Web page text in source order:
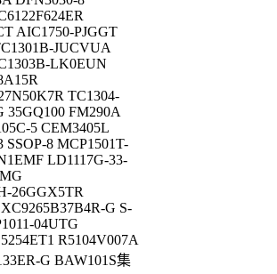
AIC1750-PJGGT
JUCVUA
LK0EUN
TC1304-
35GQ100 FM290A
5 CEM3405L
8 MCP1501T-
LD1117G-33-
26GGX5TR
G S-
04UTG
R5104V007A
G BAW101S集